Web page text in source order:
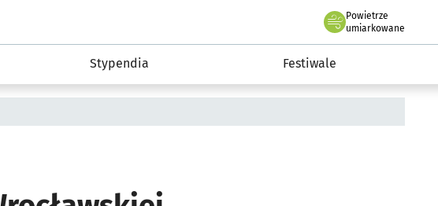
podserwis: Kultura
Powietrze
we Wrocławiu
umiarkowane
Stypendia Festiwale